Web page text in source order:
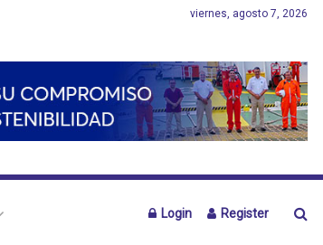
viernes, agosto 7, 2026
Login Register